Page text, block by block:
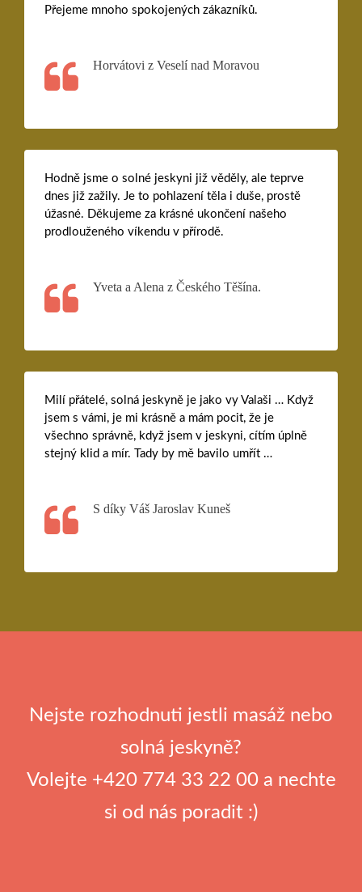
Přejeme mnoho spokojených zákazníků.
Horvátovi z Veselí nad Moravou
Hodně jsme o solné jeskyni již věděly, ale teprve
dnes již zažily. Je to pohlazení těla i duše, prostě
úžasné. Děkujeme za krásné ukončení našeho
prodlouženého víkendu v přírodě.
Yveta a Alena z Českého Těšína.
Milí přátelé, solná jeskyně je jako vy Valaši … Když
jsem s vámi, je mi krásně a mám pocit, že je
všechno správně, když jsem v jeskyni, cítím úplně
stejný klid a mír. Tady by mě bavilo umřít …
S díky Váš Jaroslav Kuneš
Nejste rozhodnuti jestli masáž nebo
solná jeskyně?
Volejte +420 774 33 22 00 a nechte
si od nás poradit :)